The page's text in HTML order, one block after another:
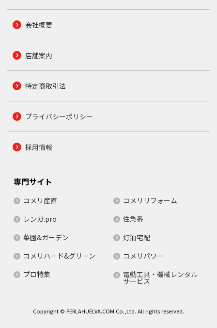
会社概要
店舗案内
特定商取引法
プライバシーポリシー
採用情報
専門サイト
コメリ産直
コメリリフォーム
レンガ.pro
住急番
菜園&ガーデン
灯油宅配
コメリハード&グリーン
コメリパワー
プロ特集
電動工具・機械レンタル
サービス
Copyright © PERLAHUELVA.COM Co.,Ltd. All rights reserved.